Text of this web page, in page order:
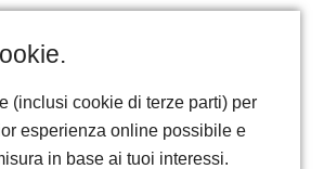
(inclusi cookie di terze parti) per
esperienza online possibile e
in base ai tuoi interessi.